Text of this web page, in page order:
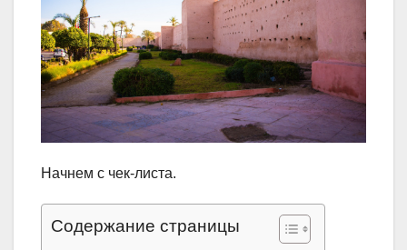
Начнем с чек-листа.
Содержание страницы